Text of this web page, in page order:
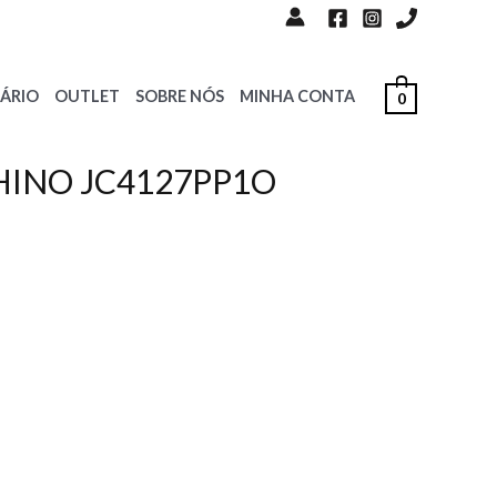
OUTLET SOBRE NÓS MINHA CONTA 0
JC4127PP1O